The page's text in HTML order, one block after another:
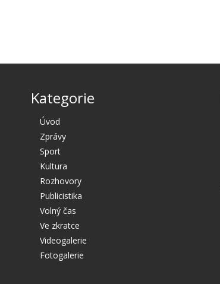
Kategorie
Úvod
Zprávy
Sport
Kultura
Rozhovory
Publicistika
Volný čas
Ve zkratce
Videogalerie
Fotogalerie